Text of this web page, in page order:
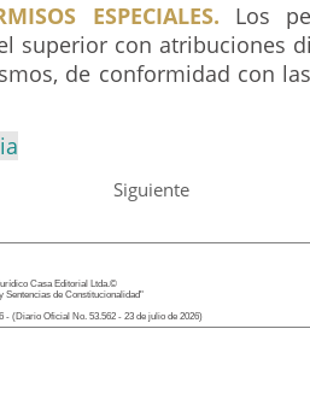
ESPECIALES. Los
superior con atribuciones
de conformidad con
Siguiente
Casa Editorial Ltda.©
Sentencias de Constitucionalidad"
- (Diario Oficial No. 53.562 - 23 de julio de 2026)